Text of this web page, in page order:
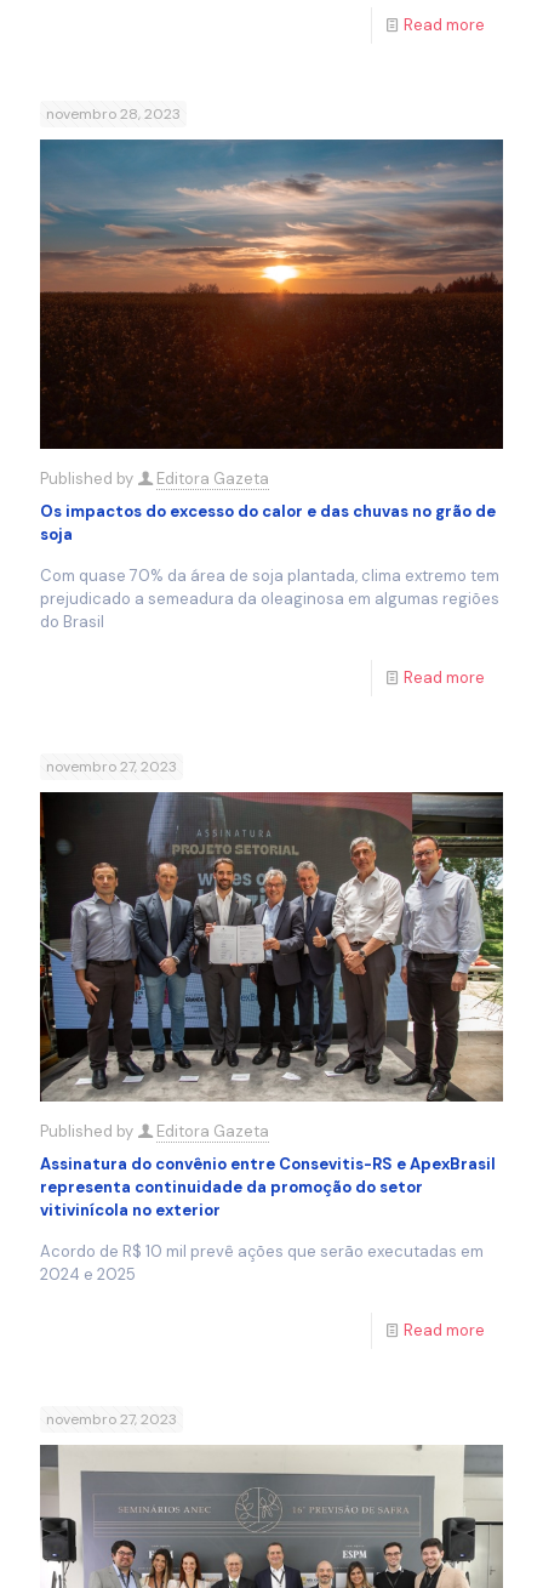
Read more
novembro 28, 2023
Published by
Editora Gazeta
Os impactos do excesso do calor e das chuvas no grão de
soja
Com quase 70% da área de soja plantada, clima extremo tem
prejudicado a semeadura da oleaginosa em algumas regiões
do Brasil
Read more
novembro 27, 2023
Published by
Editora Gazeta
Assinatura do convênio entre Consevitis-RS e ApexBrasil
representa continuidade da promoção do setor
vitivinícola no exterior
Acordo de R$ 10 mil prevê ações que serão executadas em
2024 e 2025
Read more
novembro 27, 2023